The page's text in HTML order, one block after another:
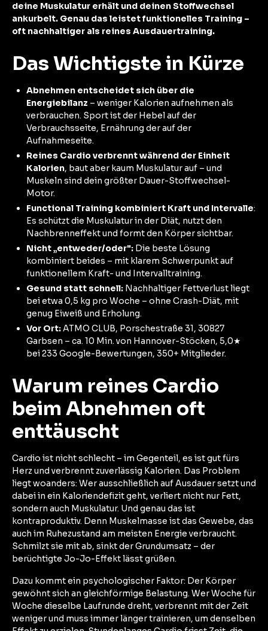
deine Muskulatur erhält und deinen Stoffwechsel
ankurbelt. Genau das leistet funktionelles Training –
oft nachhaltiger als reines Ausdauertraining.
Das Wichtigste in Kürze
Abnehmen entscheidet sich über die
Energiebilanz – weniger Kalorien aufnehmen als
verbrauchen. Sport ist der Hebel auf der
Verbrauchsseite, Ernährung der auf der
Aufnahmeseite.
Reines Cardio verbrennt während der Einheit
Kalorien, baut aber kaum Muskulatur auf – und
Muskeln sind dein größter Dauer-Stoffwechsel-
Motor.
Functional Training kombiniert Kraft und Intervalle:
Es schützt die Muskulatur in der Diät, nutzt den
Nachbrenneffekt und formt den Körper sichtbar.
Nicht „entweder/oder": Die beste Lösung
kombiniert beides – mit klarem Schwerpunkt auf
funktionellem Kraft- und Intervalltraining.
Gesund statt schnell: Nachhaltiger Fettverlust liegt
bei etwa 0,5 kg pro Woche – ohne Crash-Diät, mit
genug Eiweiß und Erholung.
Vor Ort:ATMO CLUB, Porschestraße 31, 30827
Garbsen – ca. 10 Min. von Hannover-Stöcken, 5,0★
bei 233 Google-Bewertungen, 350+ Mitglieder.
Warum reines Cardio
beim Abnehmen oft
enttäuscht
Cardio ist nicht schlecht – im Gegenteil, es ist gut fürs
Herz und verbrennt zuverlässig Kalorien. Das Problem
liegt woanders: Wer ausschließlich auf Ausdauer setzt und
dabei in ein Kaloriendefizit geht, verliert nicht nur Fett,
sondern auch Muskulatur. Und genau das ist
kontraproduktiv. Denn Muskelmasse ist das Gewebe, das
auch im Ruhezustand am meisten Energie verbraucht.
Schmilzt sie mit ab, sinkt der Grundumsatz – der
berüchtigte Jo-Jo-Effekt lässt grüßen.
Dazu kommt ein psychologischer Faktor: Der Körper
gewöhnt sich an gleichförmige Belastung. Wer Woche für
Woche dieselbe Laufrunde dreht, verbrennt mit der Zeit
weniger und muss immer länger trainieren, um denselben